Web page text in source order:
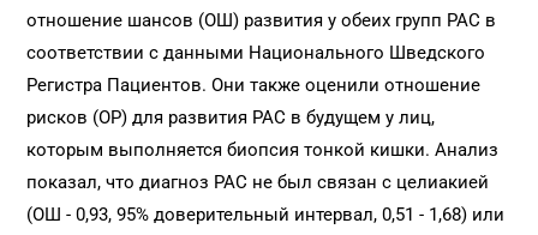
отношение шансов (ОШ) развития у обеих групп РАС в
соответствии с данными Национального Шведского
Регистра Пациентов. Они также оценили отношение
рисков (ОР) для развития РАС в будущем у лиц,
которым выполняется биопсия тонкой кишки. Анализ
показал, что диагноз РАС не был связан с целиакией
(ОШ - 0,93, 95% доверительный интервал, 0,51 - 1,68) или